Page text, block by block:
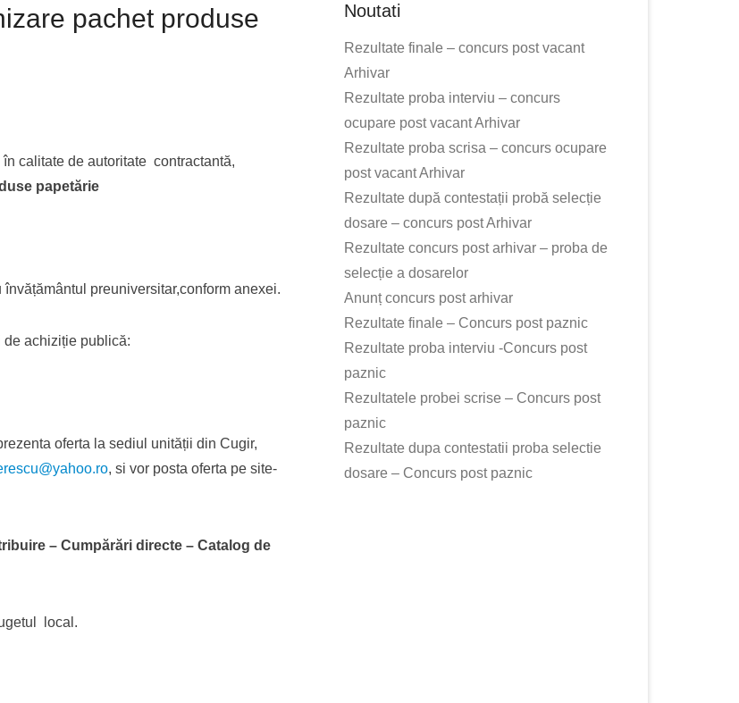
pachet produse
în calitate de autoritate contractantă,
papetărie
preuniversitar,conform anexei.
de achiziție publică:
oferta la sediul unității din Cugir,
, si vor posta oferta pe site-
– Cumpărări directe – Catalog de
local.
Noutati
Rezultate finale – concurs post vacant
Arhivar
Rezultate proba interviu – concurs
ocupare post vacant Arhivar
Rezultate proba scrisa – concurs ocupare
post vacant Arhivar
Rezultate după contestații probă selecție
dosare – concurs post Arhivar
Rezultate concurs post arhivar – proba de
selecție a dosarelor
Anunț concurs post arhivar
Rezultate finale – Concurs post paznic
Rezultate proba interviu -Concurs post
paznic
Rezultatele probei scrise – Concurs post
paznic
Rezultate dupa contestatii proba selectie
dosare – Concurs post paznic